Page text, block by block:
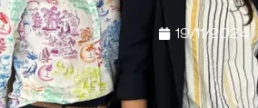
19/11/2024